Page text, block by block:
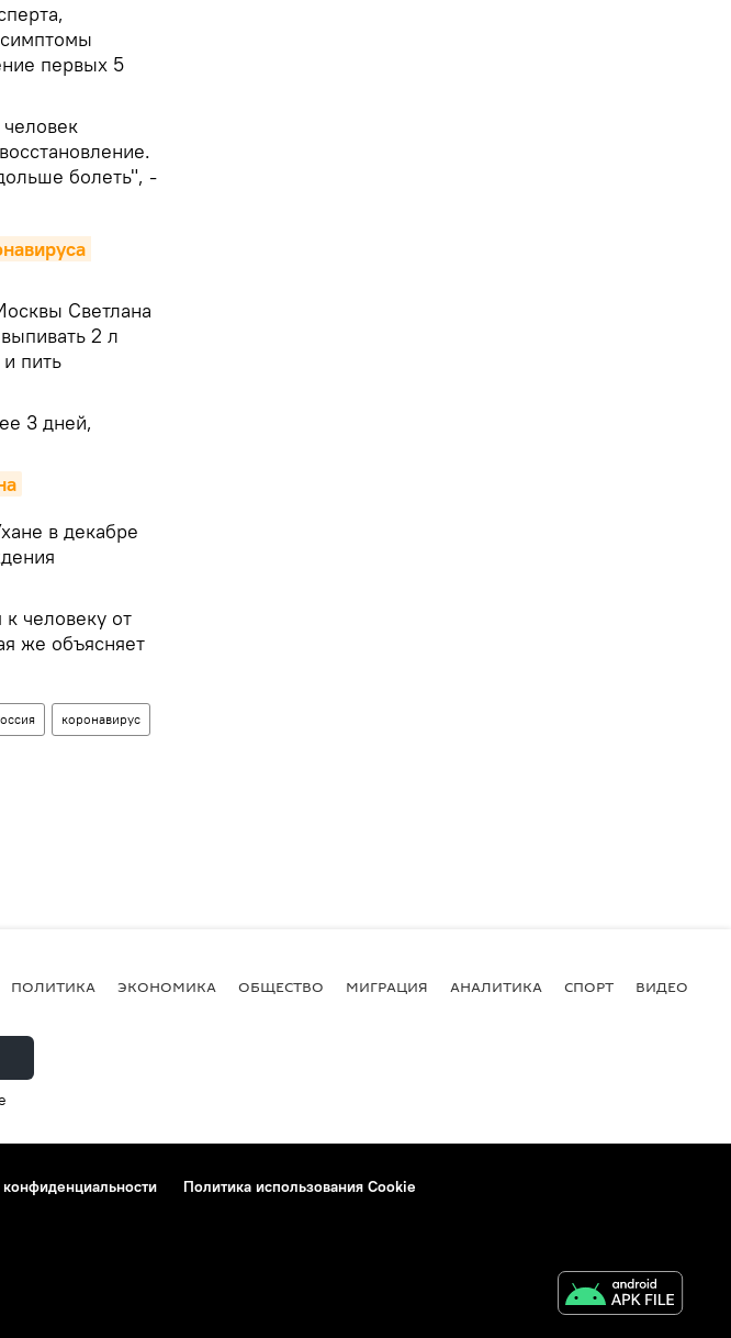
первых 5
болеть", -
Светлана
2 л
пить
3 дней,
в декабре
человеку от
же объясняет
коронавирус
ПОЛИТИКА ЭКОНОМИКА ОБЩЕСТВО МИГРАЦИЯ АНАЛИТИКА СПОРТ ВИДЕО
Политика использования Cookie